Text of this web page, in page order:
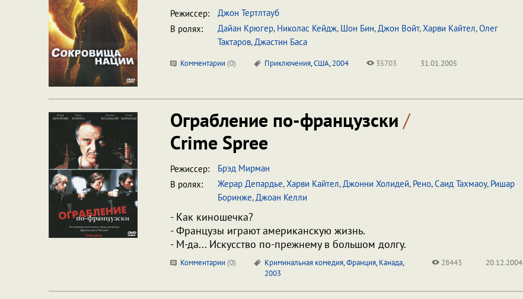
Режиссер:
Джон Тертлтауб
В ролях:
Дайан Крюгер, Николас Кейдж, Шон Бин,Джон Войт,Харви Кайтел,Олег
Тактаров,Джастин Баса
Комментарии (0) Приключения,США,2004 35703 31.01.2005
Ограбление по-французски /
Crime Spree
Режиссер:
Брэд Мирман
В ролях:
Жерар Депардье,Харви Кайтел,Джонни Холидей, Рено,Саид Тахмаоу, Ришар
Боринже,Джоан Келли
- Как киношечка?
- Французы играют американскую жизнь.
- М-да... Искусство по-прежнему в большом долгу.
Комментарии (0) Криминальная комедия,Франция,Канада,
2003
28443 20.12.2004